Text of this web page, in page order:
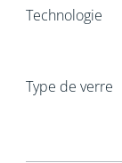
Technologie
Type de verre